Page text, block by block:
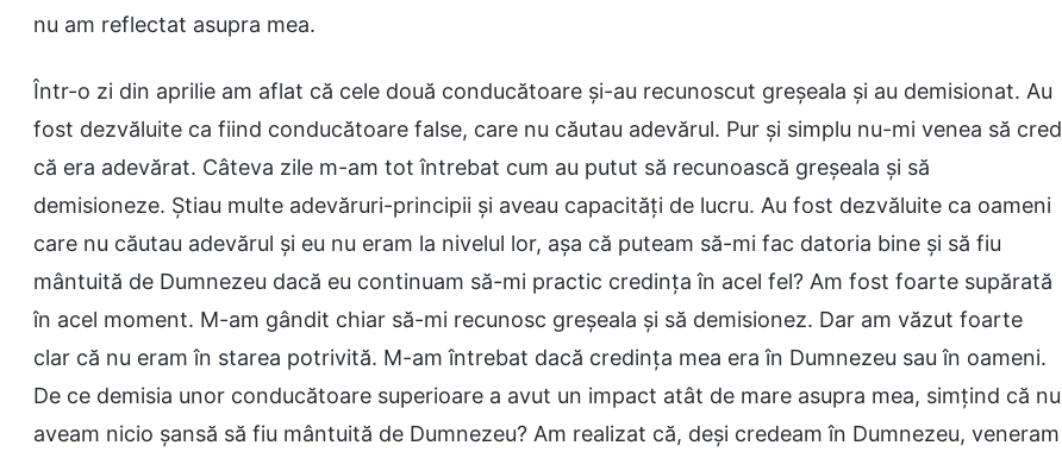
nu am reflectat asupra mea.
Într-o zi din aprilie am aflat că cele două conducătoare și-au recunoscut greșeala și au demisionat. Au
fost dezvăluite ca fiind conducătoare false, care nu căutau adevărul. Pur și simplu nu-mi venea să cred
că era adevărat. Câteva zile m-am tot întrebat cum au putut să recunoască greșeala și să
demisioneze. Știau multe adevăruri-principii și aveau capacități de lucru. Au fost dezvăluite ca oameni
care nu căutau adevărul și eu nu eram la nivelul lor, așa că puteam să-mi fac datoria bine și să fiu
mântuită de Dumnezeu dacă eu continuam să-mi practic credința în acel fel? Am fost foarte supărată
în acel moment. M-am gândit chiar să-mi recunosc greșeala și să demisionez. Dar am văzut foarte
clar că nu eram în starea potrivită. M-am întrebat dacă credința mea era în Dumnezeu sau în oameni.
De ce demisia unor conducătoare superioare a avut un impact atât de mare asupra mea, simțind că nu
aveam nicio șansă să fiu mântuită de Dumnezeu? Am realizat că, deși credeam în Dumnezeu, veneram